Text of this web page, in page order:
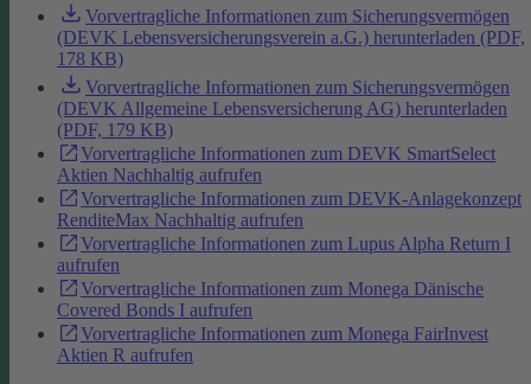
Vorvertragliche Informationen zum Sicherungsvermögen
(DEVK Lebensversicherungsverein a.G.) herunterladen (PDF,
178 KB)
Vorvertragliche Informationen zum Sicherungsvermögen
(DEVK Allgemeine Lebensversicherung AG) herunterladen
(PDF, 179 KB)
Vorvertragliche Informationen zum DEVK SmartSelect
Aktien Nachhaltig aufrufen
Vorvertragliche Informationen zum DEVK-Anlagekonzept
RenditeMax Nachhaltig aufrufen
Vorvertragliche Informationen zum Lupus Alpha Return I
aufrufen
Vorvertragliche Informationen zum Monega Dänische
Covered Bonds I aufrufen
Vorvertragliche Informationen zum Monega FairInvest
Aktien R aufrufen